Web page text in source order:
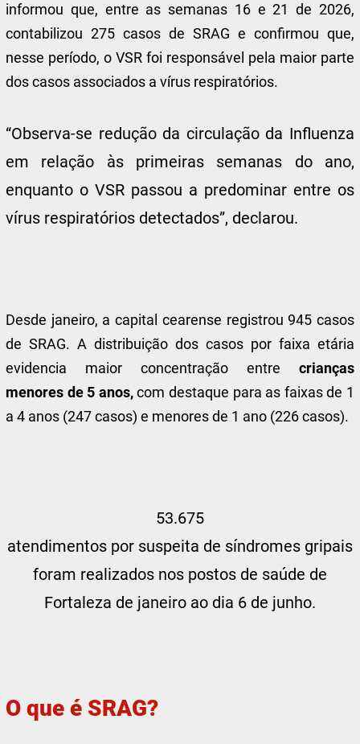
informou que, entre as semanas 16 e 21 de 2026,
contabilizou 275 casos de SRAG e confirmou que,
nesse período, o VSR foi responsável pela maior parte
dos casos associados a vírus respiratórios.
“Observa-se redução da circulação da Influenza
em relação às primeiras semanas do ano,
enquanto o VSR passou a predominar entre os
vírus respiratórios detectados”, declarou.
Desde janeiro, a capital cearense registrou 945 casos
de SRAG. A distribuição dos casos por faixa etária
evidencia maior concentração entre crianças
menores de 5 anos,com destaque para as faixas de 1
a 4 anos (247 casos) e menores de 1 ano (226 casos).
53.675
atendimentos por suspeita de síndromes gripais
foram realizados nos postos de saúde de
Fortaleza de janeiro ao dia 6 de junho.
O que é SRAG?